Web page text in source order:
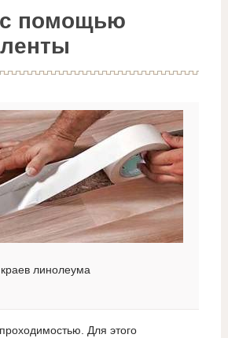
с помощью
линолеума
Для этого